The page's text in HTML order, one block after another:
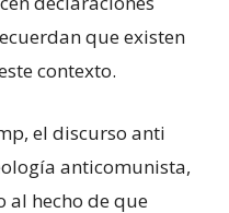
que existen
contexto.
el discurso anti
anticomunista,
al hecho de que